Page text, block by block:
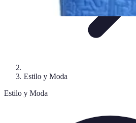
Estilo y Moda
Estilo y Moda